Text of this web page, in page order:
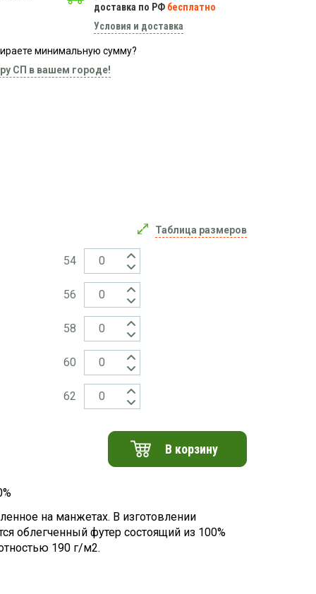
доставка по РФ бесплатно
Условия и доставка
минимальную сумму?
СП в вашем городе!
Таблица размеров
54
56
58
60
62
В корзину
на манжетах. В изготовлении
облегченный футер состоящий из 100%
190 г/м2.